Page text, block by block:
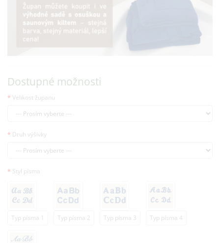
Dostupné možnosti
Velikost županu
Druh výšivky
Styl písma
Typ písma 1 Typ písma 2 Typ písma 3 Typ písma 4